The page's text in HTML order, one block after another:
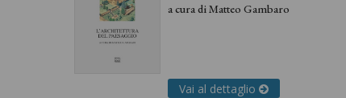
a cura diMatteo Gambaro
Vai al dettaglio